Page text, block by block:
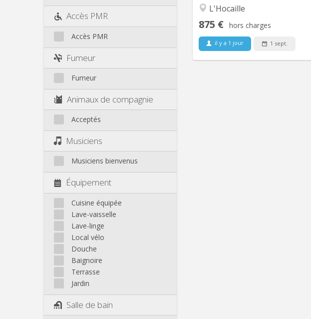
Accès PMR
Accès PMR
Fumeur
Fumeur
Animaux de compagnie
Acceptés
Musiciens
Musiciens bienvenus
Équipement
Cuisine équipée
Lave-vaisselle
Lave-linge
Local vélo
Douche
Baignoire
Terrasse
Jardin
Salle de bain
L'Hocaille
875 € hors charges
il y a 1 jour 1 sept.